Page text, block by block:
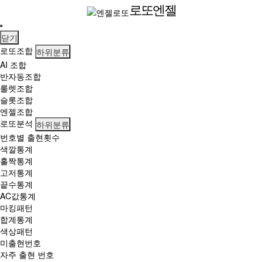
1
등
2
1
명,
당
첨
금
1
5
억
씩…
수
동
1
등
5
명
'대
박
로또엔젤
닫기
로또조합 하위분류
AI 조합
반자동조합
룰렛조합
슬롯조합
엔젤조합
로또분석 하위분류
번호별 출현횟수
색깔통계
홀짝통계
고저통계
끝수통계
AC값통계
마킹패턴
합계통계
색상패턴
미출현번호
자주 출현 번호